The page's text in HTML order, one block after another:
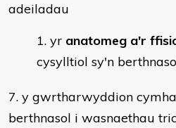
adeiladau
yr anatomeg a'r
cysylltiol sy'n
7. y gwrtharwyddion
berthnasol i wasnaethau